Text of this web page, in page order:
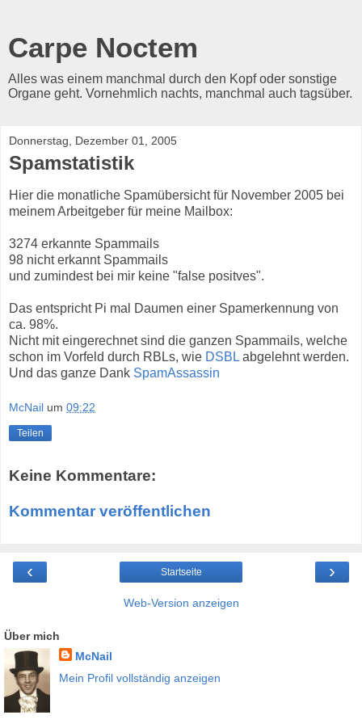
Carpe Noctem
Alles was einem manchmal durch den Kopf oder sonstige
Organe geht. Vornehmlich nachts, manchmal auch tagsüber.
Donnerstag, Dezember 01, 2005
Spamstatistik
Hier die monatliche Spamübersicht für November 2005 bei
meinem Arbeitgeber für meine Mailbox:
3274 erkannte Spammails
98 nicht erkannt Spammails
und zumindest bei mir keine "false positves".
Das entspricht Pi mal Daumen einer Spamerkennung von
ca. 98%.
Nicht mit eingerechnet sind die ganzen Spammails, welche
schon im Vorfeld durch RBLs, wie DSBL abgelehnt werden.
Und das ganze Dank SpamAssassin
McNail um 09:22
Teilen
Keine Kommentare:
Kommentar veröffentlichen
‹ ›
Startseite
Web-Version anzeigen
Über mich
McNail
Mein Profil vollständig anzeigen